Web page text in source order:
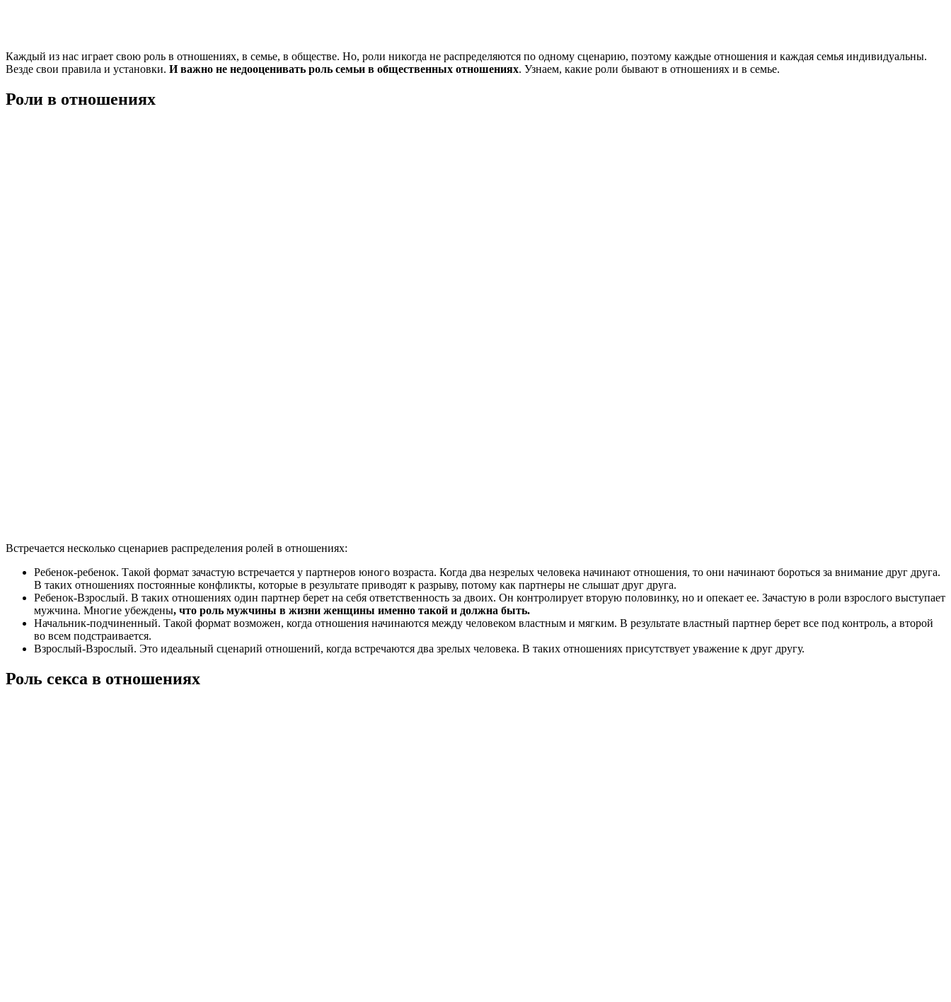
Каждый из нас играет свою роль в отношениях, в семье, в обществе. Но, роли никогда не распределяются по одному сценарию, поэтому каждые отношения и каждая семья индивидуальны.
Везде свои правила и установки. И важно не недооценивать роль семьи в общественных отношениях. Узнаем, какие роли бывают в отношениях и в семье.
Роли в отношениях
Встречается несколько сценариев распределения ролей в отношениях:
Ребенок-ребенок. Такой формат зачастую встречается у партнеров юного возраста. Когда два незрелых человека начинают отношения, то они начинают бороться за внимание друг друга.
В таких отношениях постоянные конфликты, которые в результате приводят к разрыву, потому как партнеры не слышат друг друга.
Ребенок-Взрослый. В таких отношениях один партнер берет на себя ответственность за двоих. Он контролирует вторую половинку, но и опекает ее. Зачастую в роли взрослого выступает
мужчина. Многие убеждены, что роль мужчины в жизни женщины именно такой и должна быть.
Начальник-подчиненный. Такой формат возможен, когда отношения начинаются между человеком властным и мягким. В результате властный партнер берет все под контроль, а второй
во всем подстраивается.
Взрослый-Взрослый. Это идеальный сценарий отношений, когда встречаются два зрелых человека. В таких отношениях присутствует уважение к друг другу.
Роль секса в отношениях